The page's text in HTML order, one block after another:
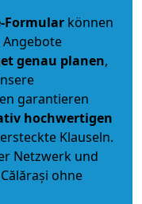
Formular können
genau planen,
garantieren
hochwertigen
Klauseln.
Netzwerk und
ohne